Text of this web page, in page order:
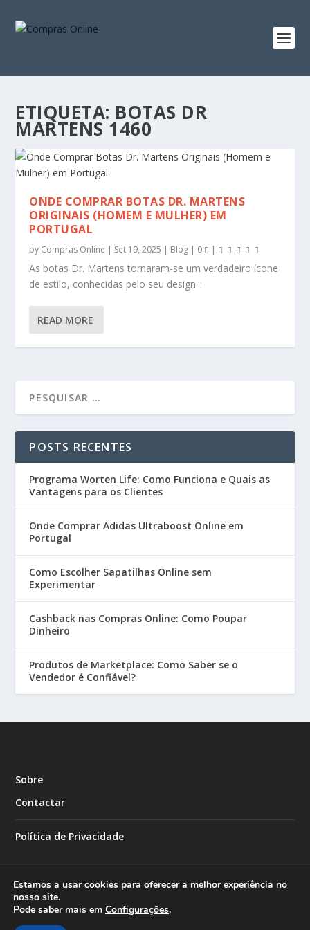
ETIQUETA: BOTAS DR
MARTENS 1460
ONDE COMPRAR BOTAS DR. MARTENS
ORIGINAIS (HOMEM E MULHER) EM
PORTUGAL
by Compras Online | Set 19, 2025 | Blog | 0 |
As botas Dr. Martens tornaram-se um verdadeiro ícone
de estilo, conhecidas pelo seu design...
READ MORE
POSTS RECENTES
Programa Worten Life: Como Funciona e Quais as
Vantagens para os Clientes
Onde Comprar Adidas Ultraboost Online em
Portugal
Como Escolher Sapatilhas Online sem
Experimentar
Cashback nas Compras Online: Como Poupar
Dinheiro
Produtos de Marketplace: Como Saber se o
Vendedor é Confiável?
Sobre
Contactar
Política de Privacidade
Designed by
Estamos a usar cookies para oferecer a melhor experiência no
nosso site.
Pode saber mais em Configurações.